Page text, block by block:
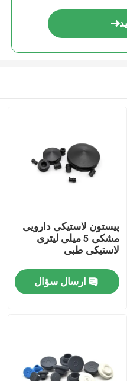
پیستون لاستیکی دارویی
مشکی 5 میلی لیتری
لاستیکی طبی
ارسال سؤال